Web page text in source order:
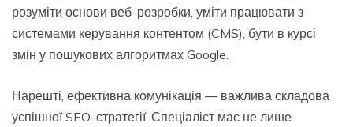
розуміти основи веб-розробки, уміти працювати з
системами керування контентом (CMS), бути в курсі
змін у пошукових алгоритмах Google.
Нарешті, ефективна комунікація — важлива складова
успішної SEO-стратегії. Спеціаліст має не лише